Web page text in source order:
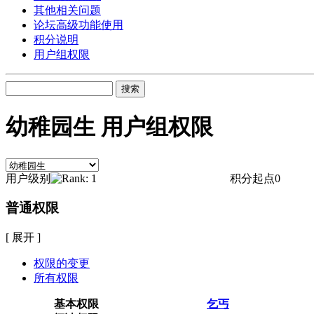
其他相关问题
论坛高级功能使用
积分说明
用户组权限
搜索
幼稚园生 用户组权限
用户级别 积分起点0
普通权限
[ 展开 ]
权限的变更
所有权限
基本权限 乞丐